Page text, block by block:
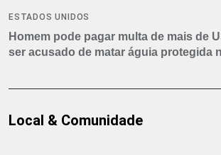
ESTADOS UNIDOS
Homem pode pagar multa de mais de
ser acusado de matar águia protegida
Local & Comunidade